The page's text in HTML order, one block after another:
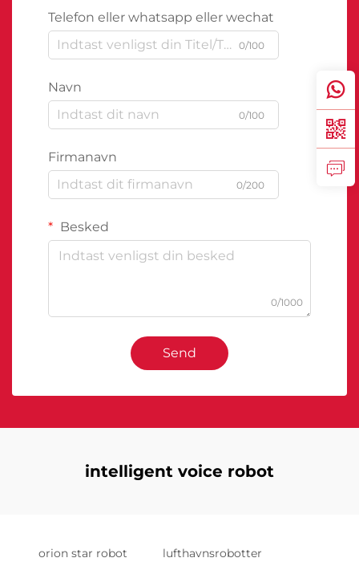
Telefon eller whatsapp eller wechat
0/100
Navn
0/100
Firmanavn
0/200
Besked
0/1000
Send
intelligent voice robot
orion star robot lufthavnsrobotter